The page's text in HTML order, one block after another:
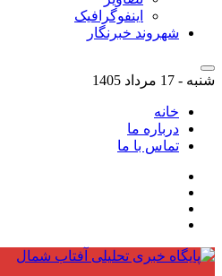
اینفوگرافیک
شهروند خبرنگار
شنبه - 17 مرداد 1405
خانه
درباره ما
تماس با ما